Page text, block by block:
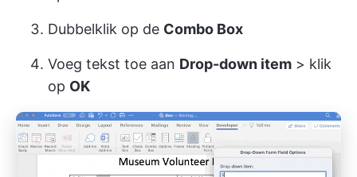
Dubbelklik op de Combo Box
Voeg tekst toe aan Drop-down item > klik
op OK